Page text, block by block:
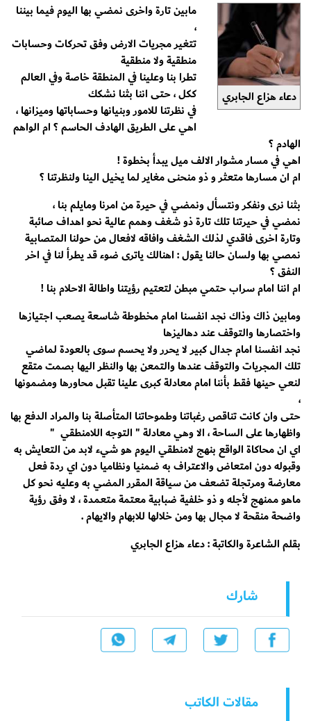
دعاء هزاع الجابري
مابين تارة واخرى نمضي بها اليوم فيما بيننا
،
تتغير مجريات الارض وفق تحركات وحسابات
منطقية ولا منطقية
تطرا بنا وعلينا في المنطقة خاصة وفي العالم
ككل ، حتى اننا بثنا نشكك
في نظرتنا للامور وبنيانها وحساباتها وميزانها ،
اهي على الطريق الهادف الحاسم ؟ ام الواهم
الهادم ؟
اهي في مسار مشوار الالف ميل يبدأ بخطوة !
ام ان مسارها متعثر و ذو منحنى مغاير لما يخيل الينا ولنظرتنا ؟
بثنا نرى ونفكر ونتسأل ونمضي في حيرة من امرنا ومايلم بنا ،
نمضي في حيرتنا تلك تارة ذو شغف وهمم عالية نحو اهداف صائبة
وتارة اخرى فاقدي لذلك الشغف وافاقه لافعال من حولنا المتصابية
نمصي بها ولسان حالنا يقول : اهنالك ياترى ضوء قد يطرأ لنا في اخر
النفق ؟
ام اننا امام سراب حتمي مبطن لتعتيم رؤيتنا واطالة الاحلام بنا !
ومابين ذاك وذاك نجد انفسنا امام مخطوطة شاسعة يصعب اجتيازها
واختصارها والتوقف عند دهاليزها
نجد انفسنا امام جدال كبير لا يحرر ولا يحسم سوى بالعودة لماضي
تلك المجريات والتوقف عندها والتمعن بها والنظر اليها بصمت متقع
لنعي حينها فقط بأننا امام معادلة كبرى علينا تقبل محاورها ومضمونها
،
حتى وان كانت تناقص رغباتنا وطموحاتنا المتأصلة بنا والمراد الدفع بها
واظهارها على الساحة ، الا وهي معادلة " التوجه اللامنطقي "
اي ان محاكاة الواقع بنهج لامنطقي اليوم هو شيء لابد من التعايش به
وقبوله دون امتعاض والاعتراف به ضمنيا ونظاميا دون اي ردة فعل
معارضة ومرتجلة تضعف من سياقة المقرر المضي به وعليه نحو كل
ماهو ممنهج لأجله و ذو خلفية ضبابية معتمة متعمدة ، لا وفق رؤية
واضحة منقحة لا مجال بها ومن خلالها للابهام والايهام .
بقلم الشاعرة والكاتبة : دعاء هزاع الجابري
شارك
مقالات الكاتب